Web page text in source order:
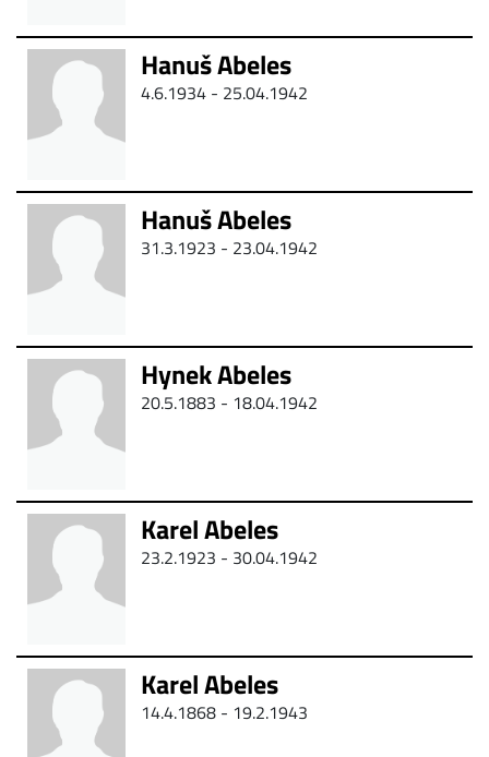
Hanuš Abeles
4.6.1934 - 25.04.1942
Hanuš Abeles
31.3.1923 - 23.04.1942
Hynek Abeles
20.5.1883 - 18.04.1942
Karel Abeles
23.2.1923 - 30.04.1942
Karel Abeles
14.4.1868 - 19.2.1943